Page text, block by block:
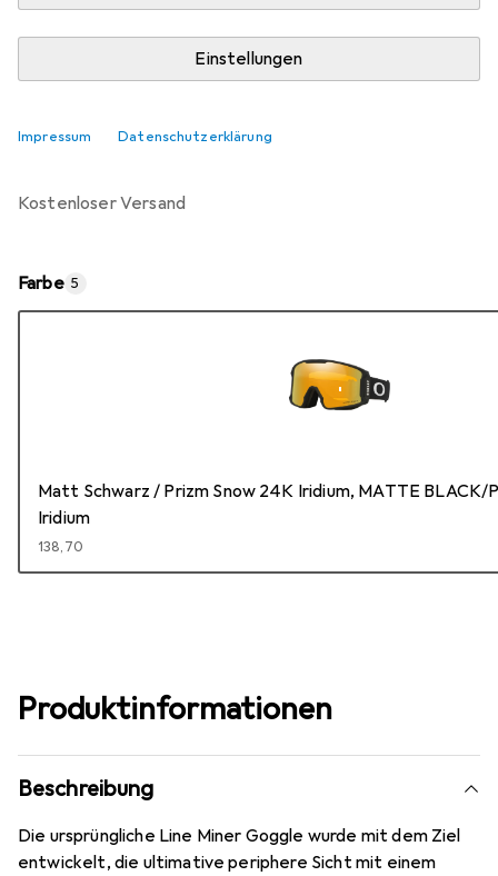
Einstellungen
Impressum Datenschutzerklärung
In den Warenkorb
Vergleichen
kostenloser Versand
Farbe 5
Matt Schwarz / Prizm Snow 24K Iridium, MATTE BLACK/
Iridium
EUR
138,70
Produktinformationen
Beschreibung
Die ursprüngliche Line Miner Goggle wurde mit dem Ziel
entwickelt, die ultimative periphere Sicht mit einem